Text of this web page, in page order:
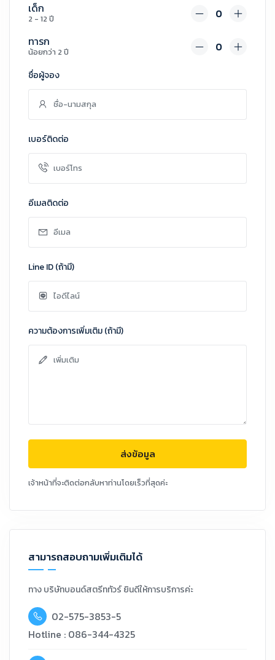
เด็ก
2 - 12 ปี
ทารก
น้อยกว่า 2 ปี
ชื่อผู้จอง
เบอร์ติดต่อ
อีเมลติดต่อ
Line ID (ถ้ามี)
ความต้องการเพิ่มเติม (ถ้ามี)
ส่งข้อมูล
เจ้าหน้าที่จะติดต่อกลับหาท่านโดยเร็วที่สุดค่ะ
สามารถสอบถามเพิ่มเติมได้
ทาง บริษัทบอนด์สตรีททัวร์ ยินดีให้การบริการค่ะ
02-575-3853-5
Hotline : 086-344-4325